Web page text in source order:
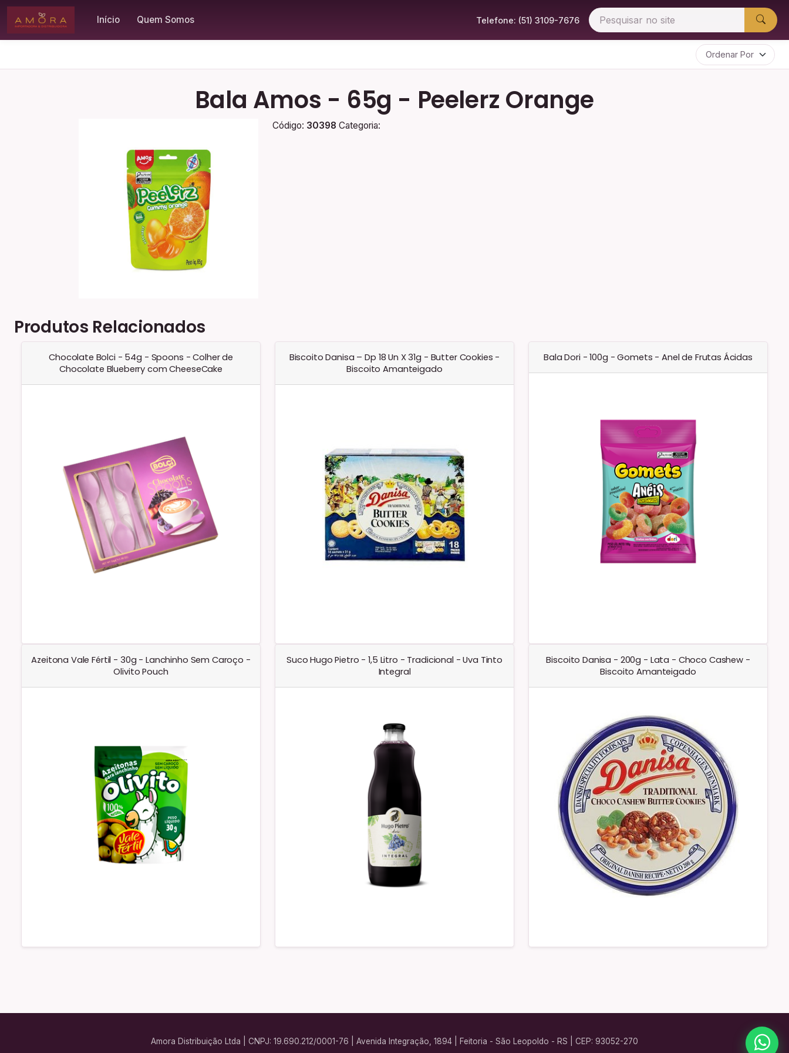
Início Quem Somos Telefone: (51) 3109-7676
Bala Amos - 65g - Peelerz Orange
Código: 30398 Categoria:
Produtos Relacionados
Chocolate Bolci - 54g - Spoons - Colher de
Chocolate Blueberry com CheeseCake
Biscoito Danisa – Dp 18 Un X 31g - Butter Cookies -
Biscoito Amanteigado
Bala Dori - 100g - Gomets - Anel de Frutas Ácidas
Azeitona Vale Fértil - 30g - Lanchinho Sem Caroço -
Olivito Pouch
Suco Hugo Pietro - 1,5 Litro - Tradicional - Uva Tinto
Integral
Biscoito Danisa - 200g - Lata - Choco Cashew -
Biscoito Amanteigado
Amora Distribuição Ltda | CNPJ: 19.690.212/0001-76 | Avenida Integração, 1894 | Feitoria - São Leopoldo - RS | CEP: 93052-270